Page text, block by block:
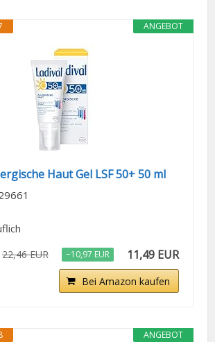
ANGEBOT
Haut Gel LSF 50+ 50 ml
22,46 EUR −10,97 EUR 11,49 EUR
Bei Amazon kaufen
ANGEBOT